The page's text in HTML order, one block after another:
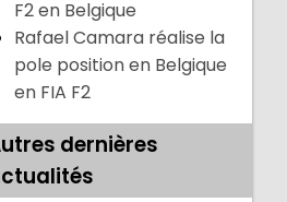
F2 en Belgique
Rafael Camara réalise la
pole position en Belgique
en FIA F2
dernières